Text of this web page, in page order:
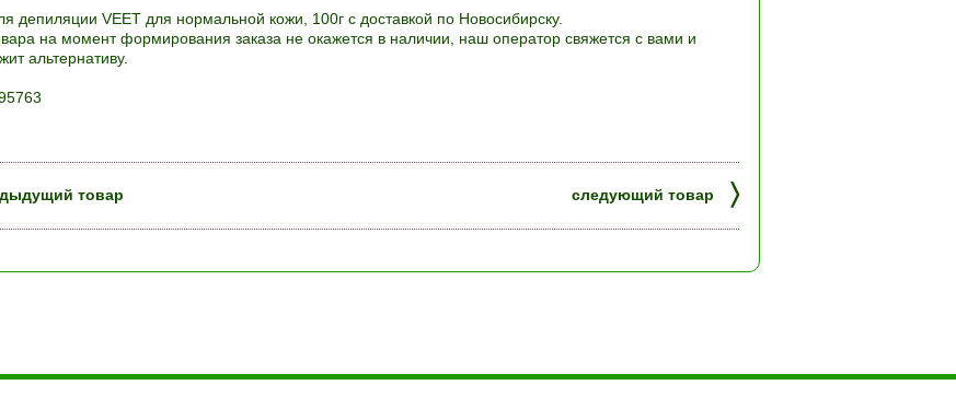
депиляции VEET для нормальной кожи, 100г с доставкой по Новосибирску.
на момент формирования заказа не окажется в наличии, наш оператор свяжется с вами и
альтернативу.
товар следующий товар 〉